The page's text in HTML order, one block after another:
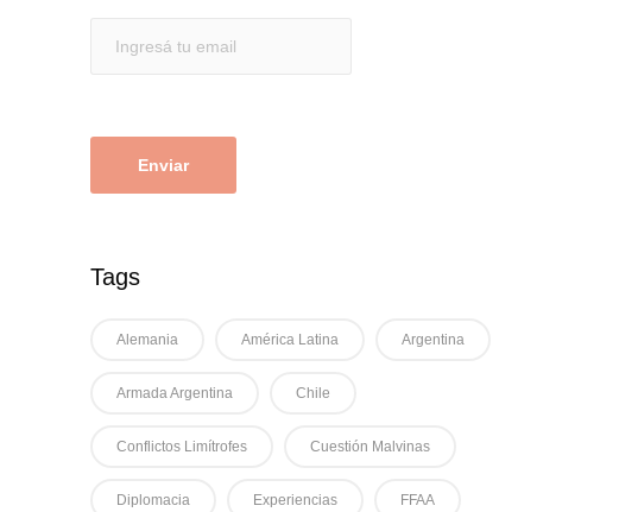
Tags
Alemania América Latina Argentina
Armada Argentina Chile
Conflictos Limítrofes Cuestión Malvinas
Diplomacia Experiencias FFAA